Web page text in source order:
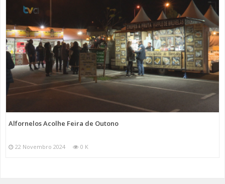
Alfornelos Acolhe Feira de Outono
22 Novembro 2024 0 K